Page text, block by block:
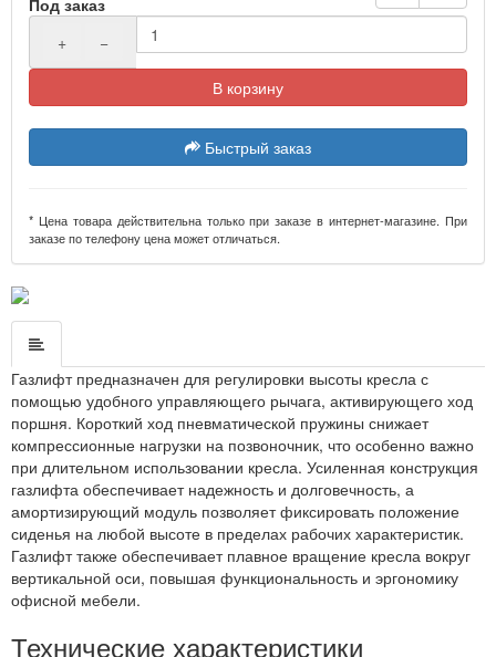
Под заказ
+
−
В корзину
Быстрый заказ
* Цена товара действительна только при заказе в интернет-магазине. При
заказе по телефону цена может отличаться.
Газлифт предназначен для регулировки высоты кресла с
помощью удобного управляющего рычага, активирующего ход
поршня. Короткий ход пневматической пружины снижает
компрессионные нагрузки на позвоночник, что особенно важно
при длительном использовании кресла. Усиленная конструкция
газлифта обеспечивает надежность и долговечность, а
амортизирующий модуль позволяет фиксировать положение
сиденья на любой высоте в пределах рабочих характеристик.
Газлифт также обеспечивает плавное вращение кресла вокруг
вертикальной оси, повышая функциональность и эргономику
офисной мебели.
Технические характеристики